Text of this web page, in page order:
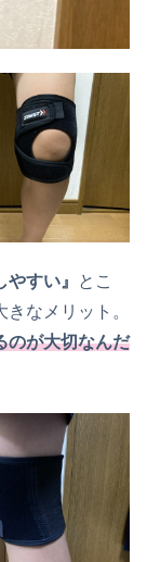
やすい』
とこ
なメリット。
のが大切なんだ